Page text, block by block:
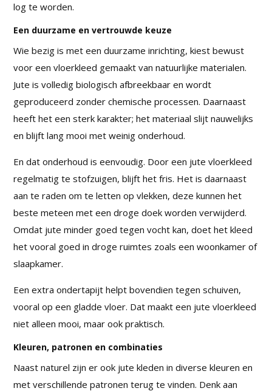
log te worden.
Een duurzame en vertrouwde keuze
Wie bezig is met een duurzame inrichting, kiest bewust
voor een vloerkleed gemaakt van natuurlijke materialen.
Jute is volledig biologisch afbreekbaar en wordt
geproduceerd zonder chemische processen. Daarnaast
heeft het een sterk karakter; het materiaal slijt nauwelijks
en blijft lang mooi met weinig onderhoud.
En dat onderhoud is eenvoudig. Door een jute vloerkleed
regelmatig te stofzuigen, blijft het fris. Het is daarnaast
aan te raden om te letten op vlekken, deze kunnen het
beste meteen met een droge doek worden verwijderd.
Omdat jute minder goed tegen vocht kan, doet het kleed
het vooral goed in droge ruimtes zoals een woonkamer of
slaapkamer.
Een extra ondertapijt helpt bovendien tegen schuiven,
vooral op een gladde vloer. Dat maakt een jute vloerkleed
niet alleen mooi, maar ook praktisch.
Kleuren, patronen en combinaties
Naast naturel zijn er ook jute kleden in diverse kleuren en
met verschillende patronen terug te vinden. Denk aan